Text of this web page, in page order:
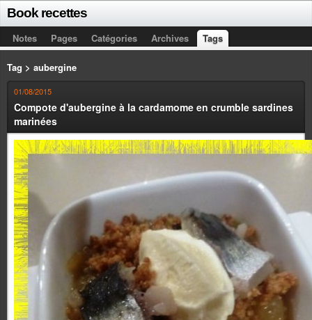
Book recettes
Notes Pages Catégories Archives Tags
Tag > aubergine
01/08/2015
Compote d'aubergine à la cardamome en crumble sardines
marinées